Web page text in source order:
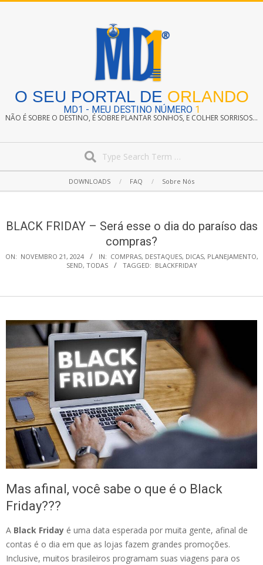
O SEU PORTAL DE ORLANDO
MD1 - MEU DESTINO NÚMERO 1
NÃO É SOBRE O DESTINO, É SOBRE PLANTAR SONHOS, E COLHER SORRISOS...
Navigation
DOWNLOADS FAQ Sobre Nós
BLACK FRIDAY – Será esse o dia do paraíso das
compras?
ON: NOVEMBRO 21, 2024 IN: COMPRAS, DESTAQUES, DICAS, PLANEJAMENTO,
SEND, TODAS TAGGED: BLACKFRIDAY
Mas afinal, você sabe o que é o Black
Friday???
A Black Friday é uma data esperada por muita gente, afinal de
contas é o dia em que as lojas fazem grandes promoções.
Inclusive, muitos brasileiros programam suas viagens para os